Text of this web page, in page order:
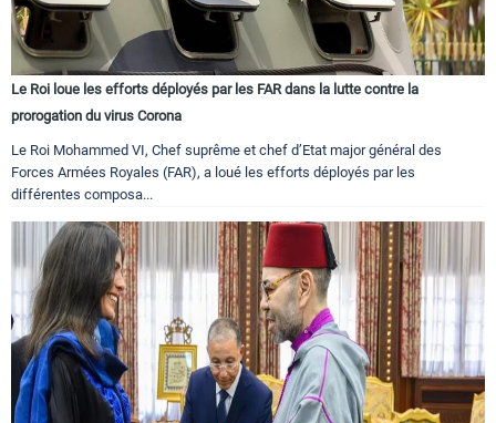
Le Roi loue les efforts déployés par les FAR dans la lutte contre la
prorogation du virus Corona
Le Roi Mohammed VI, Chef suprême et chef d’Etat major général des
Forces Armées Royales (FAR), a loué les efforts déployés par les
différentes composa...